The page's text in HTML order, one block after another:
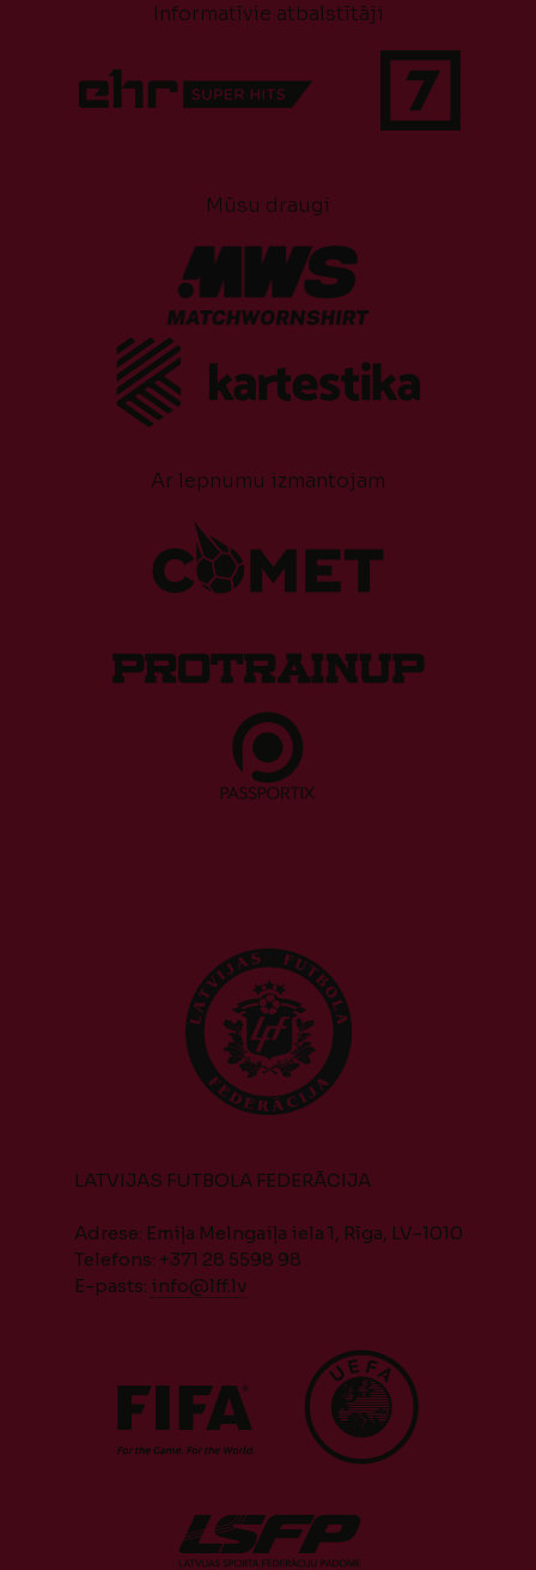
Informatīvie atbalstītāji
Mūsu draugi
Ar lepnumu izmantojam
LATVIJAS FUTBOLA FEDERĀCIJA
Adrese: Emiļa Melngaiļa iela 1, Rīga, LV-1010
Telefons: +371 28 5598 98
E-pasts: info@lff.lv